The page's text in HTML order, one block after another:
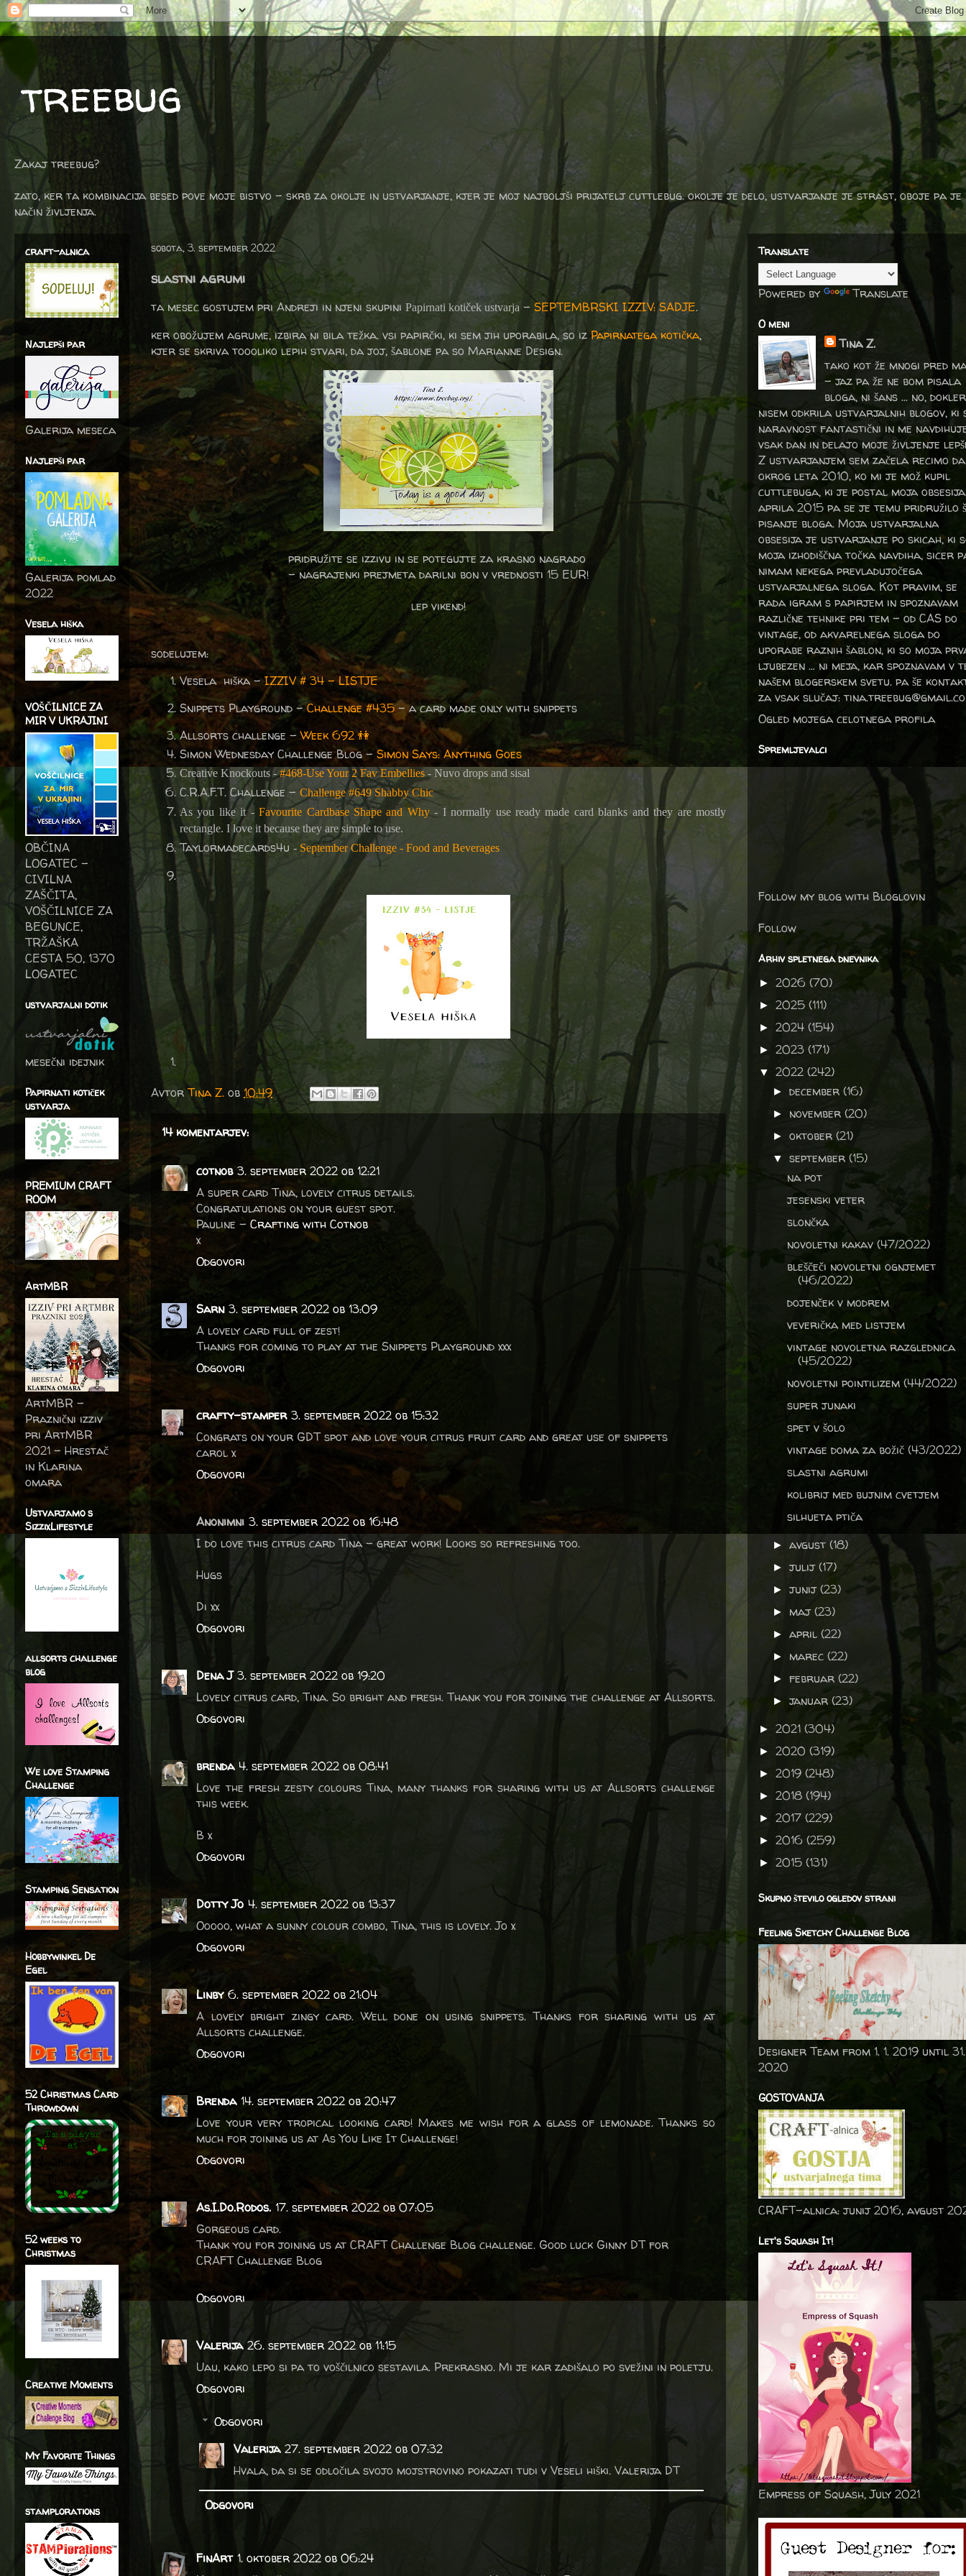
treebug
Zakaj treebug?
zato, ker ta kombinacija besed pove moje bistvo - skrb za okolje in ustvarjanje, kjer je moj najboljši prijatelj cuttlebug. okolje je delo, ustvarjanje je strast, oboje pa je
način življenja.
sobota, 3. september 2022
slastni agrumi
ta mesec gostujem pri Andreji in njeni skupini Papirnati kotiček ustvarja - SEPTEMBRSKI IZZIV: SADJE.
ker obožujem agrume, izbira ni bila težka. vsi papirčki, ki sem jih uporabila, so iz Papirnatega kotička,
kjer se skriva toooliko lepih stvari, da joj, šablone pa so Marianne Design.
pridružite se izzivu in se potegujte za krasno nagrado
- nagrajenki prejmeta darilni bon v vrednosti 15 EUR!
lep vikend!
sodelujem:
Vesela hiška -IZZIV # 34 - LISTJE
Snippets Playground -Challenge #435- a card made only with snippets
Allsorts challenge -Week 692👫
Simon Wednesday Challenge Blog -Simon Says: Anything Goes
Creative Knockouts -#468-Use Your 2 Fav Embellies - Nuvo drops and sisal
C.R.A.F.T. Challenge - Challenge #649 Shabby Chic
As you like it -Favourite Cardbase Shape and Why- I normally use ready made card blanks and they are mostly
rectangle. I love it because they are simple to use.
Taylormadecards4u -September Challenge - Food and Beverages
AvtorTina Z. ob 10:49
14 komentarjev:
cotnob 3. september 2022 ob 12:21
A super card Tina, lovely citrus details.
Congratulations on your guest spot.
Pauline - Crafting with Cotnob
x
Odgovori
Sarn 3. september 2022 ob 13:09
A lovely card full of zest!
Thanks for coming to play at the Snippets Playground xxx
Odgovori
crafty-stamper 3. september 2022 ob 15:32
Congrats on your GDT spot and love your citrus fruit card and great use of snippets
carol x
Odgovori
Anonimni 3. september 2022 ob 16:48
I do love this citrus card Tina - great work! Looks so refreshing too.
Hugs
Di xx
Odgovori
Dena J 3. september 2022 ob 19:20
Lovely citrus card, Tina. So bright and fresh. Thank you for joining the challenge at Allsorts.
Odgovori
brenda 4. september 2022 ob 08:41
Love the fresh zesty colours Tina, many thanks for sharing with us at Allsorts challenge
this week.
B x
Odgovori
Dotty Jo 4. september 2022 ob 13:37
Ooooo, what a sunny colour combo, Tina, this is lovely. Jo x
Odgovori
Linby 6. september 2022 ob 21:04
A lovely bright zingy card. Well done on using snippets. Thanks for sharing with us at
Allsorts challenge.
Odgovori
Brenda 14. september 2022 ob 20:47
Love your very tropical looking card! Makes me wish for a glass of lemonade. Thanks so
much for joining us at As You Like It Challenge!
Odgovori
As.I.Do.Rodos. 17. september 2022 ob 07:05
Gorgeous card.
Thank you for joining us at CRAFT Challenge Blog challenge. Good luck Ginny DT for
CRAFT Challenge Blog
Odgovori
Valerija 26. september 2022 ob 11:15
Uau, kako lepo si pa to voščilnico sestavila. Prekrasno. Mi je kar zadišalo po svežini in poletju.
Odgovori
Odgovori
Valerija 27. september 2022 ob 07:32
Hvala, da si se odločila svojo mojstrovino pokazati tudi v Veseli hiški. Valerija DT
Odgovori
FinArt 1. oktober 2022 ob 06:24
craft-alnica
Najlepši par
Galerija meseca
Najlepši par
Galerija pomlad
2022
Vesela hiška
VOŠČILNICE ZA
MIR V UKRAJINI
OBČINA
LOGATEC -
CIVILNA
ZAŠČITA,
VOŠČILNICE ZA
BEGUNCE,
TRŽAŠKA
CESTA 50, 1370
LOGATEC
ustvarjalni dotik
mesečni idejnik
Papirnati kotiček
ustvarja
PREMIUM CRAFT
ROOM
ArtMBR
ArtMBR -
Praznični izziv
pri ArtMBR
2021 – Hrestač
in Klarina
omara
Ustvarjamo s
SizzixLifestyle
allsorts challenge
blog
We love Stamping
Challenge
Stamping Sensation
Hobbywinkel De
Egel
52 Christmas Card
Throwdown
52 weeks to
Christmas
Creative Moments
My Favorite Things
stamplorations
Translate
Powered by Translate
O meni
Tina Z.
tako kot že mnogi pred
- jaz pa že ne bom pisala
bloga, ni šans ... no, dokler
nisem odkrila ustvarjalnih blogov, ki
naravnost fantastični in me
vsak dan in delajo moje življenje
Z ustvarjanjem sem začela recimo da
okrog leta 2010, ko mi je mož kupil
cuttlebuga, ki je postal moja
aprila 2015 pa se je temu pridružilo
pisanje bloga. Moja ustvarjalna
obsesija je ustvarjanje po skicah, ki
moja izhodiščna točka navdiha, sicer
nimam nekega prevladujočega
ustvarjalnega sloga. Kot pravim, se
rada igram s papirjem in spoznavam
različne tehnike pri tem – od CAS do
vintage, od akvarelnega sloga do
uporabe raznih šablon, ki so moja
ljubezen … ni meja, kar spoznavam v
našem blogerskem svetu. pa še
za vsak slučaj:
Ogled mojega celotnega profila
Spremljevalci
Follow my blog with Bloglovin
Follow
Arhiv spletnega dnevnika
► 2026 (70)
► 2025 (111)
► 2024 (154)
► 2023 (171)
▼ 2022 (242)
►december(16)
► november(20)
►oktober(21)
▼september(15)
na pot
jesenski veter
slončka
novoletni kakav (47/2022)
bleščeči novoletni ognjemet
(46/2022)
dojenček v modrem
veverička med listjem
vintage novoletna razglednica
(45/2022)
novoletni pointilizem (44/2022)
super junaki
spet v šolo
vintage doma za božič (43/2022)
slastni agrumi
kolibrij med bujnim cvetjem
silhueta ptiča
►avgust(18)
►julij(17)
►junij(23)
► maj(23)
►april(22)
► marec(22)
►februar(22)
►januar(23)
► 2021 (304)
► 2020 (319)
► 2019 (248)
► 2018 (194)
► 2017 (229)
► 2016 (259)
► 2015 (131)
Skupno število ogledov strani
Feeling Sketchy Challenge Blog
Designer Team from 1. 1. 2019 until
2020
GOSTOVANJA
CRAFT-alnica: junij 2016, avgust
Let's Squash It!
Empress of Squash, July 2021